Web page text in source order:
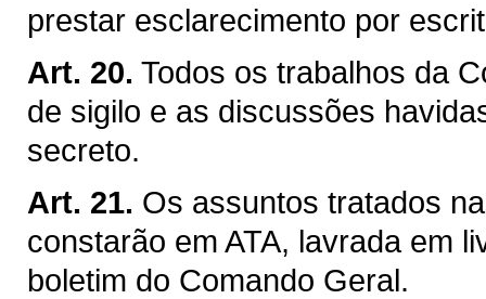
prestar esclarecimento por
Art. 20. Todos os trabalhos da
de sigilo e as discussões
secreto.
Art. 21. Os assuntos tratados
constarão em ATA, lavrada em
boletim do Comando Geral.